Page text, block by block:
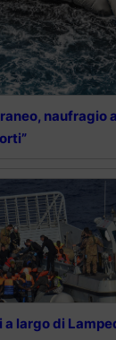
naufragio
largo di